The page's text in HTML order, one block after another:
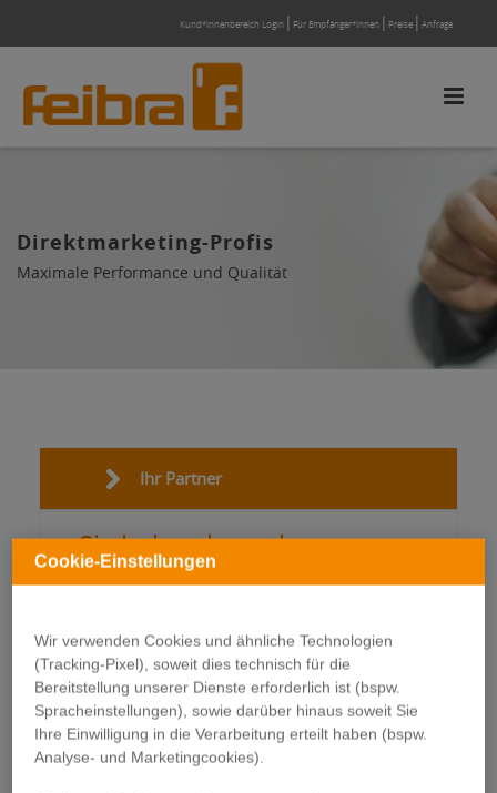
Anfrage
Preise
Für Empfänger*innen
Kund*innenbereich Login
Direktmarketing-Profis
Maximale Performance und Qualität
Ihr Partner
Sie haben komplexe
Aufgabenstellungen
Sie
Sie planen Direktmarketing-Aktivitäten im
Rahmen Ihrer Kampagnen? Sie wollen den
Erfolg Ihrer Maßnahmen steigern? Dann
sind wir die richtige Partnerin für Sie in allen
Cookie-Einstellungen
Wir verwenden Cookies und ähnliche Technologien
(Tracking-Pixel), soweit dies technisch für die
Bereitstellung unserer Dienste erforderlich ist (bspw.
Spracheinstellungen), sowie darüber hinaus soweit Sie
Ihre Einwilligung in die Verarbeitung erteilt haben (bspw.
Analyse- und Marketingcookies).